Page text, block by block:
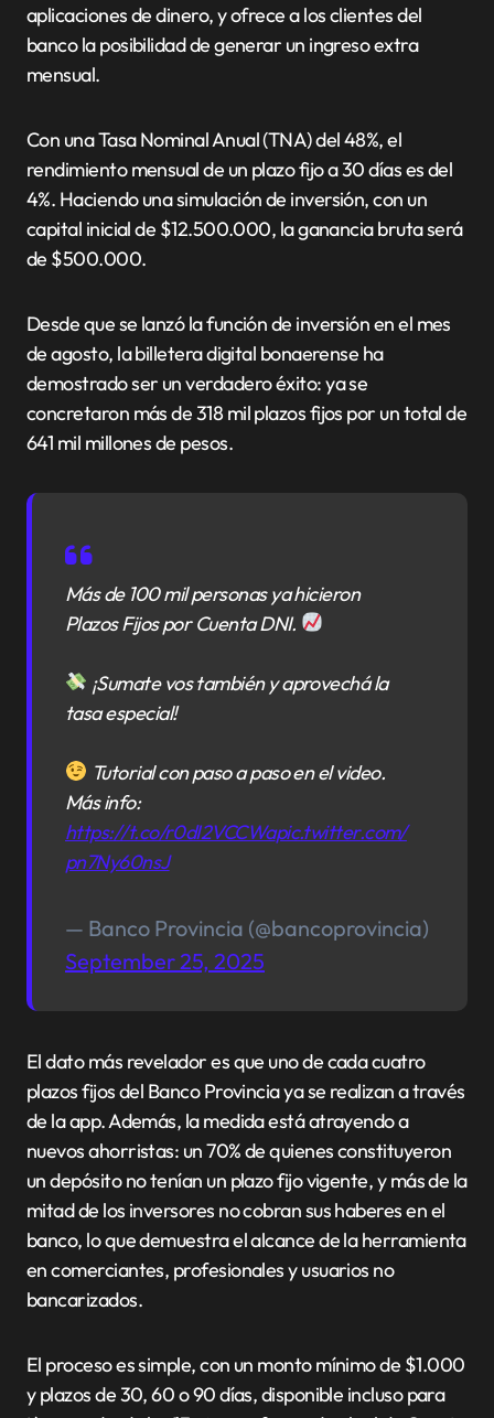
aplicaciones de dinero, y ofrece a los clientes del
banco la posibilidad de generar un ingreso extra
mensual.
Con una Tasa Nominal Anual (TNA) del 48%, el
rendimiento mensual de un plazo fijo a 30 días es del
4%. Haciendo una simulación de inversión, con un
capital inicial de $12.500.000, la ganancia bruta será
de $500.000.
Desde que se lanzó la función de inversión en el mes
de agosto, la billetera digital bonaerense ha
demostrado ser un verdadero éxito: ya se
concretaron más de 318 mil plazos fijos por un total de
641 mil millones de pesos.
Más de 100 mil personas ya hicieron
Plazos Fijos por Cuenta DNI.
¡Sumate vos también y aprovechá la
tasa especial!
Tutorial con paso a paso en el video.
Más info:
https://t.co/r0dI2VCCWapic.twitter.com/
pn7Ny60nsJ
— Banco Provincia (@bancoprovincia)
September 25, 2025
El dato más revelador es que uno de cada cuatro
plazos fijos del Banco Provincia ya se realizan a través
de la app. Además, la medida está atrayendo a
nuevos ahorristas: un 70% de quienes constituyeron
un depósito no tenían un plazo fijo vigente, y más de la
mitad de los inversores no cobran sus haberes en el
banco, lo que demuestra el alcance de la herramienta
en comerciantes, profesionales y usuarios no
bancarizados.
El proceso es simple, con un monto mínimo de $1.000
y plazos de 30, 60 o 90 días, disponible incluso para